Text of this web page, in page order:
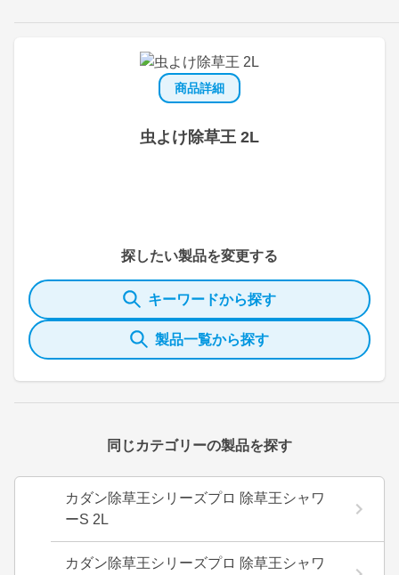
商品詳細
虫よけ除草王 2L
探したい製品を変更する
キーワードから探す
製品一覧から探す
同じカテゴリーの製品を探す
カダン除草王シリーズプロ 除草王シャワ
ーS 2L
カダン除草王シリーズプロ 除草王シャワ